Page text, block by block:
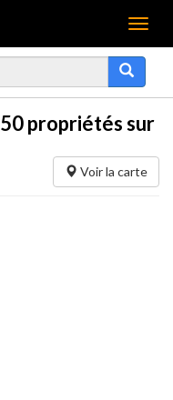
Menu
50propriétés sur
Voir la carte